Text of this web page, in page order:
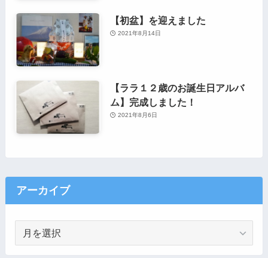
【初盆】を迎えました
2021年8月14日
【ララ１２歳のお誕生日アルバ
ム】完成しました！
2021年8月6日
アーカイブ